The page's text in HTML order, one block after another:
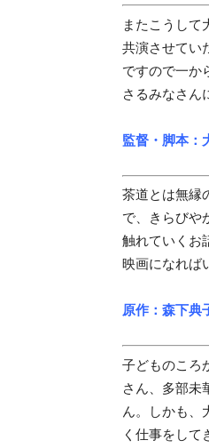
またこうして
共演させてい
ですので一か
さるみなさん
監督・脚本：
茶道とは無縁
で、きらびや
触れていくお
映画になれば
原作：森下典
子どものころ
さん、多部未
ん。しかも、
く仕事をし